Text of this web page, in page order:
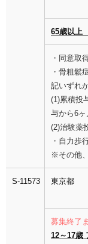
65歳以上
・同意取
・骨粗鬆
記いずれ
(1)累積投
与から6
(2)治験薬
・自力歩
※その他
S-11573 東京都
募集終了
12～17歳